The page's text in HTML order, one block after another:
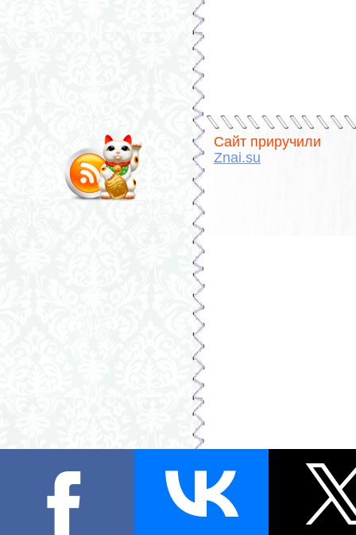
Сайт приручили
Znai.su